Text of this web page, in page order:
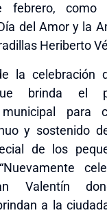
febrero, como
del Amor y la
Heriberto
la celebración
brinda el
municipal para
y sostenido
de los
Valentín
a la